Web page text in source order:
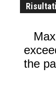
Risultati